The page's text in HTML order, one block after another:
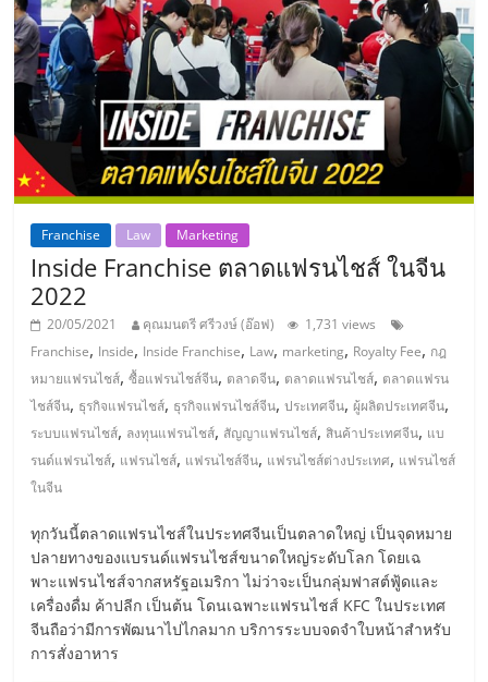
ศูนย์
รวม
แฟ
รน
ไชส์
พร้อม
ทำเล
สำหรับ
เปิด
ร้าน
ปรึกษา
Franchise Law Marketing
Inside Franchise ตลาดแฟรนไชส์ ในจีน
2022
20/05/2021 คุณมนตรี ศรีวงษ์ (อ๊อฟ)
1,731 views
Franchise, Inside, Inside Franchise, Law, marketing, Royalty Fee, กฎ
หมายแฟรนไชส์,ซื้อแฟรนไชส์จีน, ตลาดจีน, ตลาดแฟรนไชส์, ตลาดแฟรน
ไชส์จีน, ธุรกิจแฟรนไชส์, ธุรกิจแฟรนไชส์จีน,ประเทศจีน,ผู้ผลิตประเทศจีน,
ระบบแฟรนไชส์, ลงทุนแฟรนไชส์, สัญญาแฟรนไชส์,สินค้าประเทศจีน, แบ
รนด์แฟรนไชส์, แฟรนไชส์, แฟรนไชส์จีน, แฟรนไชส์ต่างประเทศ, แฟรนไชส์
ในจีน
ทุกวันนี้ตลาดแฟรนไชส์ในประทศจีนเป็นตลาดใหญ่ เป็นจุดหมาย
ปลายทางของแบรนด์แฟรนไชส์ขนาดใหญ่ระดับโลก โดยเฉ
พาะแฟรนไชส์จากสหรัฐอเมริกา ไม่ว่าจะเป็นกลุ่มฟาสต์ฟู้ดและ
เครื่องดื่ม ค้าปลีก เป็นต้น โดนเฉพาะแฟรนไชส์ KFC ในประเทศ
จีนถือว่ามีการพัฒนาไปไกลมาก บริการระบบจดจำใบหน้าสำหรับ
การสั่งอาหาร